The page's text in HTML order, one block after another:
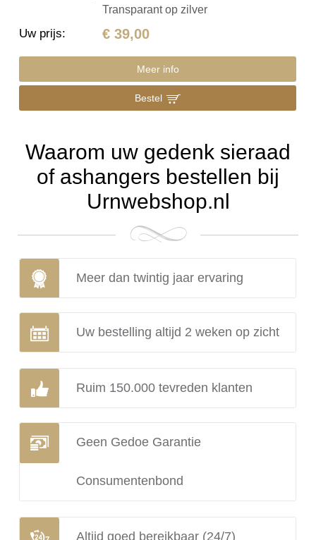
Transparant op zilver
Uw prijs: € 39,00
Meer info
Bestel
Waarom uw gedenk sieraad
of ashangers bestellen bij
Urnwebshop.nl
Meer dan twintig jaar ervaring
Uw bestelling altijd 2 weken op zicht
Ruim 150.000 tevreden klanten
Geen Gedoe Garantie
Consumentenbond
Altijd goed bereikbaar (24/7)